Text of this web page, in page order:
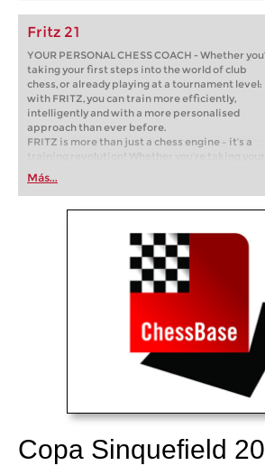
Fritz 21
YOUR PERSONAL CHESS COACH - Whether
taking your first steps into the world of club
chess, or already playing at a tournament level:
with FRITZ, you can train more efficiently,
intelligently and with a more personalised
approach than ever before.
FRITZ is more than just a chess engine – it’s a
training revolution! Whether you’re taking your
first steps into the world of club chess, or already
playing at a tournament level: with FRITZ, you
train more efficiently, intelligently and with a
more personalised approach than ever before.
Más...
Copa Sinquefield